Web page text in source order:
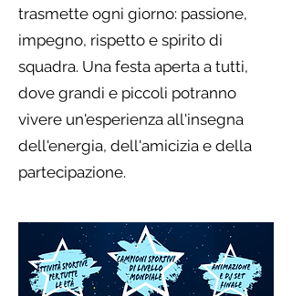
trasmette ogni giorno: passione,
impegno, rispetto e spirito di
squadra. Una festa aperta a tutti,
dove grandi e piccoli potranno
vivere un'esperienza all'insegna
dell'energia, dell'amicizia e della
partecipazione.